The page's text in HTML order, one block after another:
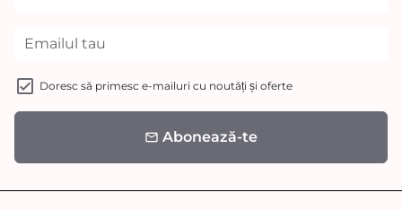
Doresc să primesc e-mailuri cu noutăți și oferte
email Abonează-te